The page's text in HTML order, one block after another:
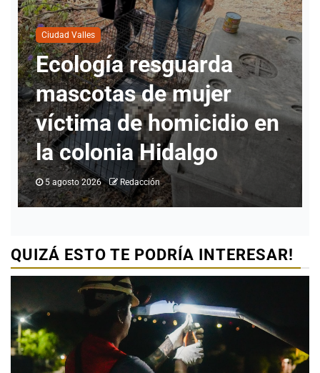
Ciudad Valles
Nueva directora del
INMUVI da inicio a
labores con atención a
ciudadanos y revisión de
programas
5 agosto 2026 Redacción
QUIZÁ ESTO TE PODRÍA INTERESAR!